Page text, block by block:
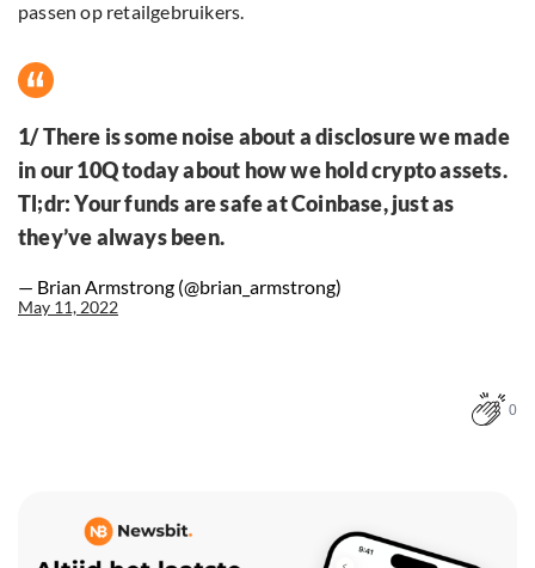
passen op retailgebruikers.
1/ There is some noise about a disclosure we made
in our 10Q today about how we hold crypto assets.
Tl;dr: Your funds are safe at Coinbase, just as
they’ve always been.
— Brian Armstrong (@brian_armstrong)
May 11, 2022
0